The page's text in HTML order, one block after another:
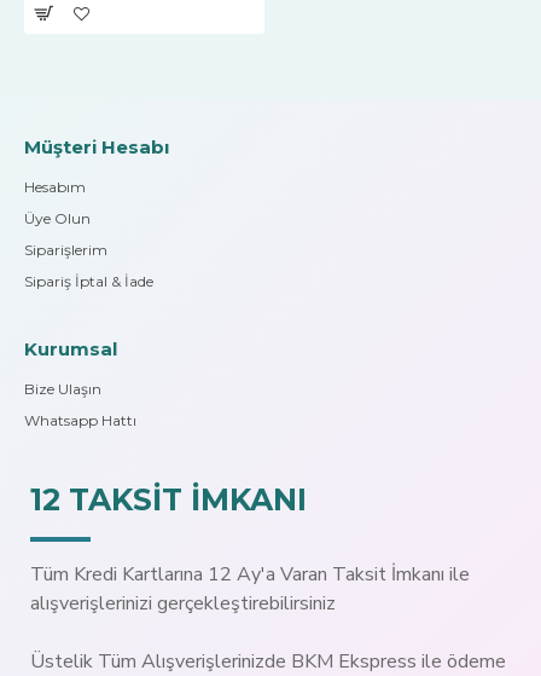
Müşteri Hesabı
Hesabım
Üye Olun
Siparişlerim
Sipariş İptal & İade
Kurumsal
Bize Ulaşın
Whatsapp Hattı
12 TAKSİT İMKANI
Tüm Kredi Kartlarına 12 Ay'a Varan Taksit İmkanı ile
alışverişlerinizi gerçekleştirebilirsiniz
Üstelik Tüm Alışverişlerinizde BKM Ekspress ile ödeme